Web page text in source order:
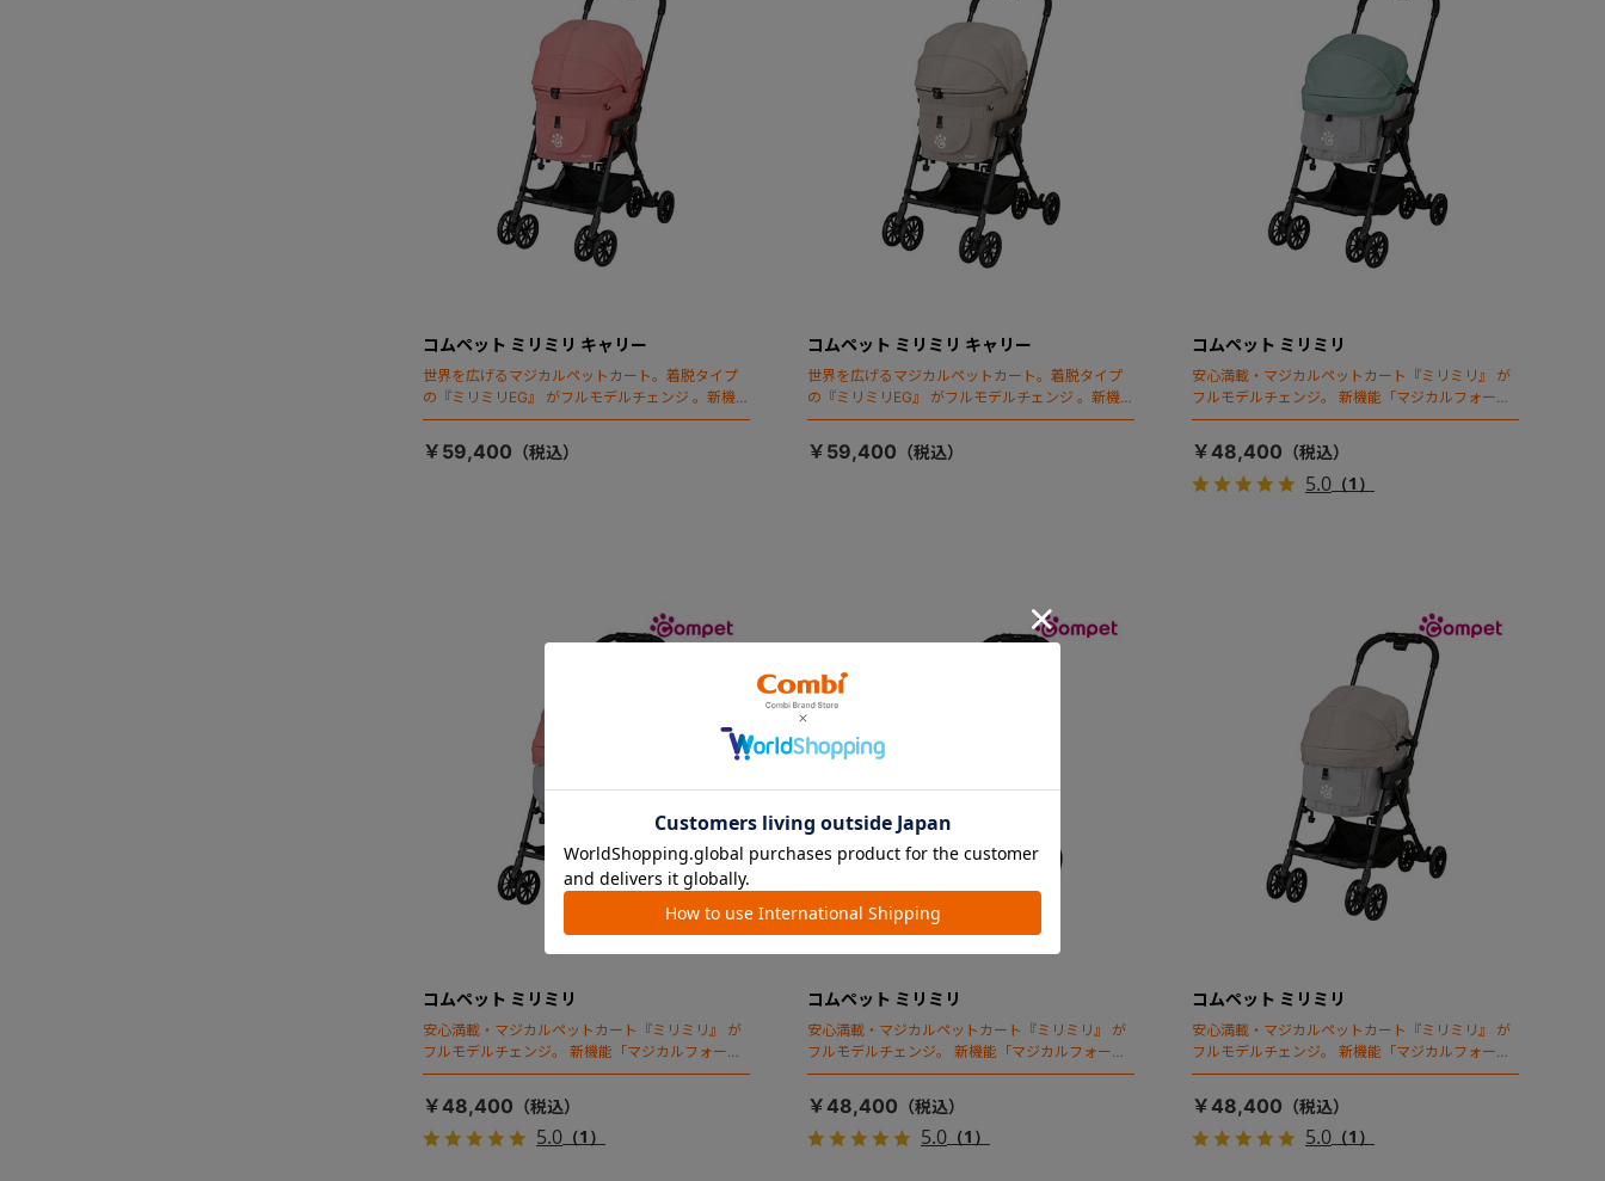
コムペット ミリミリ キャリー
世界を広げるマジカルペットカート。着脱タイプ
の『ミリミリEG』 がフルモデルチェンジ 。新機能
「マジカルフォールディング」搭載
￥59,400
コムペット ミリミリ キャリー
世界を広げるマジカルペットカート。着脱タイプ
の『ミリミリEG』 がフルモデルチェンジ 。新機能
「マジカルフォールディング」搭載
￥59,400
コムペット ミリミリ
安心満載・マジカルペットカート『ミリミリ』 が
フルモデルチェンジ。 新機能「マジカルフォール
ディング」搭載
￥48,400
5.0（1）
コムペット ミリミリ
安心満載・マジカルペットカート『ミリミリ』 が
フルモデルチェンジ。 新機能「マジカルフォール
ディング」搭載
￥48,400
5.0 （1）
コムペット ミリミリ
安心満載・マジカルペットカート『ミリミリ』 が
フルモデルチェンジ。 新機能「マジカルフォール
ディング」搭載
￥48,400
5.0（1）
コムペット ミリミリ
安心満載・マジカルペットカート『ミリミリ』 が
フルモデルチェンジ。 新機能「マジカルフォール
ディング」搭載
￥48,400
5.0（1）